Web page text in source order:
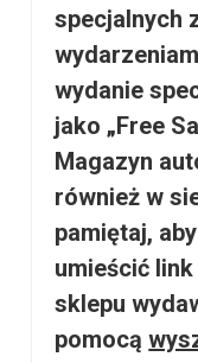
specjalnych
wydanie
jako „Free
Magazyn
również w
pamiętaj,
umieścić
sklepu
pomocą